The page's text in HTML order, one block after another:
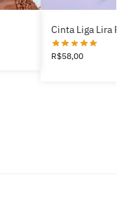
Cinta Liga Lira
R$58,00